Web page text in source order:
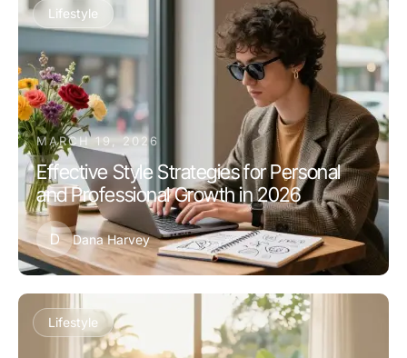
Lifestyle
MARCH 19, 2026
Effective Style Strategies for Personal
and Professional Growth in 2026
D Dana Harvey
Lifestyle